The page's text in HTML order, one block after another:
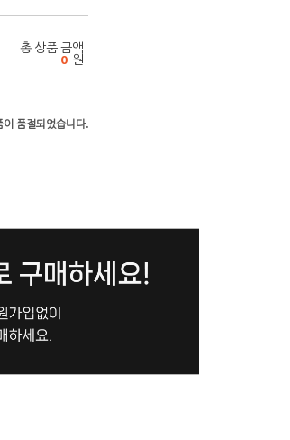
총 상품 금액
0 원
이 품절되었습니다.